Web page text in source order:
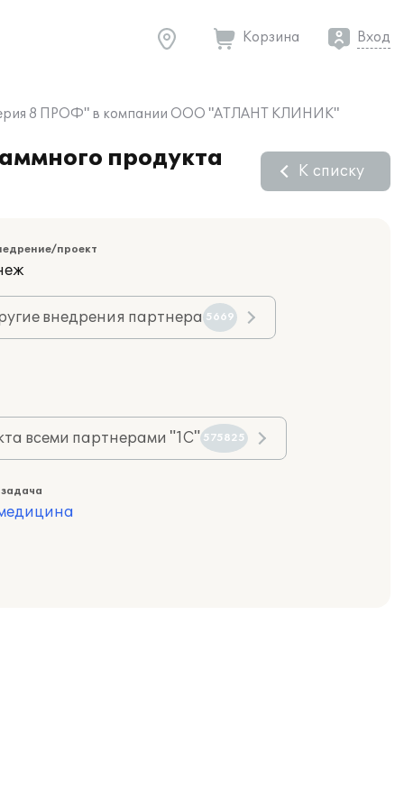
Корзина Вход
8 ПРОФ" в компании ООО "АТЛАНТ КЛИНИК"
продукта
К списку
проект
внедрения партнера 5669
всеми партнерами "1С" 575825